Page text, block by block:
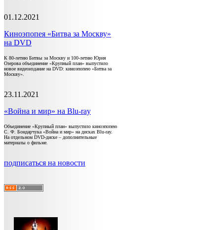
01.12.2021
Киноэпопея «Битва за Москву»
на DVD
К 80-летию Битвы за Москву и 100-летию Юрия
Озерова объединение «Крупный план» выпустило
новое видеоиздание на DVD: киноэпопею «Битва за
Москву».
23.11.2021
«Война и мир» на Blu-ray
Объединение «Крупный план» выпустило киноэпопею
С. Ф. Бондарчука «Война и мир» на дисках Blu-ray.
На отдельном DVD-диске – дополнительные
материалы о фильме.
подписаться на новости